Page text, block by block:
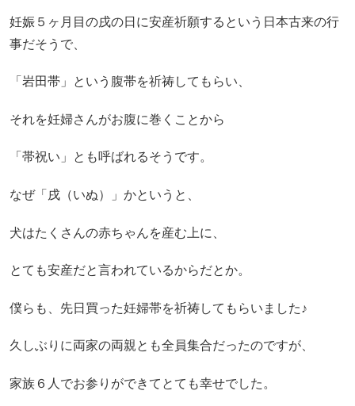
妊娠５ヶ月目の戌の日に安産祈願するという日本古来の行
事だそうで、
「岩田帯」という腹帯を祈祷してもらい、
それを妊婦さんがお腹に巻くことから
「帯祝い」とも呼ばれるそうです。
なぜ「戌（いぬ）」かというと、
犬はたくさんの赤ちゃんを産む上に、
とても安産だと言われているからだとか。
僕らも、先日買った妊婦帯を祈祷してもらいました♪
久しぶりに両家の両親とも全員集合だったのですが、
家族６人でお参りができてとても幸せでした。